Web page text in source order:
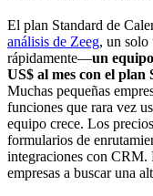
El plan Standard de
análisis de Zeeg, un solo
rápidamente—un
US$ al mes con el plan
Muchas pequeñas
funciones que rara vez
equipo crece. Los
formularios de
integraciones con CRM.
empresas a buscar una